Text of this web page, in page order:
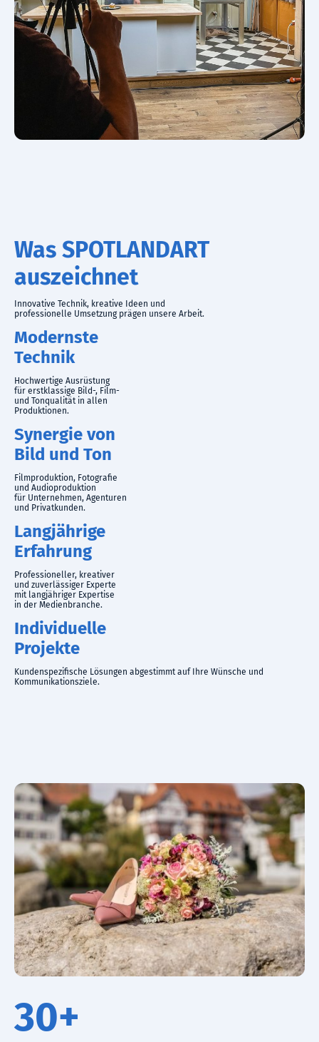
Was SPOTLANDART
auszeichnet
Innovative Technik, kreative Ideen und
professionelle Umsetzung prägen unsere Arbeit.
Modernste
Technik
Hochwertige Ausrüstung
für erstklassige Bild-, Film-
und Tonqualität in allen
Produktionen.
Synergie von
Bild und Ton
Filmproduktion, Fotografie
und Audioproduktion
für Unternehmen, Agenturen
und Privatkunden.
Langjährige
Erfahrung
Professioneller, kreativer
und zuverlässiger Experte
mit langjähriger Expertise
in der Medienbranche.
Individuelle
Projekte
Kundenspezifische Lösungen abgestimmt auf Ihre Wünsche und
Kommunikationsziele.
30+